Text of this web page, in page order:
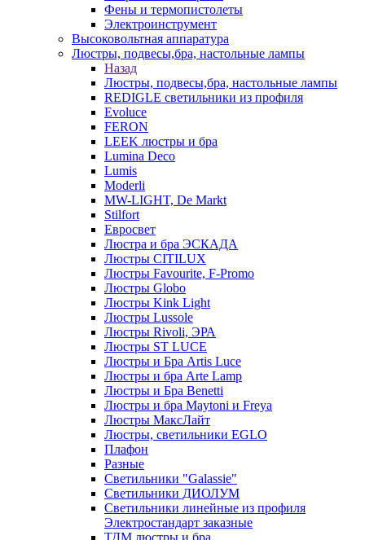
Фены и термопистолеты
Электроинструмент
Высоковольтная аппаратура
Люстры, подвесы,бра, настольные лампы
Назад
Люстры, подвесы,бра, настольные лампы
REDIGLE светильники из профиля
Evoluce
FERON
LEEK люстры и бра
Lumina Deco
Lumis
Moderli
MW-LIGHT, De Markt
Stilfort
Евросвет
Люстра и бра ЭСКАДА
Люстры CITILUX
Люстры Favourite, F-Promo
Люстры Globo
Люстры Kink Light
Люстры Lussole
Люстры Rivoli, ЭРА
Люстры ST LUCE
Люстры и Бра Artis Luce
Люстры и бра Arte Lamp
Люстры и Бра Benetti
Люстры и бра Maytoni и Freya
Люстры МаксЛайт
Люстры, светильники EGLO
Плафон
Разные
Светильники "Galassie"
Светильники ДИОЛУМ
Светильники линейные из профиля
Электростандарт заказные